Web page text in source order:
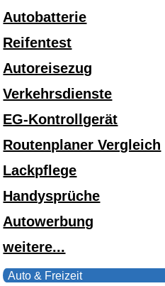
Autobatterie
Reifentest
Autoreisezug
Verkehrsdienste
EG-Kontrollgerät
Routenplaner Vergleich
Lackpflege
Handysprüche
Autowerbung
weitere...
Auto & Freizeit